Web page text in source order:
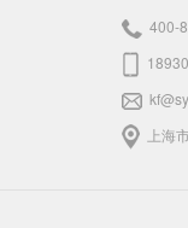
400-
上海